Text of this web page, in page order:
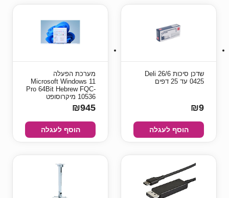
שדכן סיכות 26/6 Deli
0425 עד 25 דפים
₪9
הוסף לעגלה
מערכת הפעלה
Microsoft Windows 11
Pro 64Bit Hebrew FQC-
10536 מיקרוסופט
₪945
הוסף לעגלה